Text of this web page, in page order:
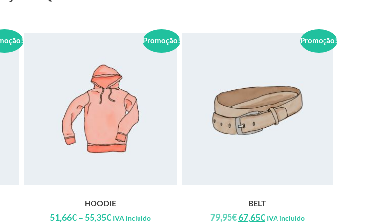
Promoção!
HOODIE
51,66€– 55,35€ IVA incluido
Promoção!
BELT
79,95€67,65€ IVA incluido